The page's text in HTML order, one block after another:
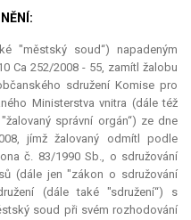
"městský soud“) napadeným
Ca 252/2008 - 55, zamítl žalobu
sdružení Komise pro
Ministerstva vnitra (dále též
správní orgán“) ze dne
jímž žalovaný odmítl podle
č. 83/1990 Sb., o sdružování
(dále jen "zákon o sdružování
(dále také "sdružení“) s
soud při svém rozhodování